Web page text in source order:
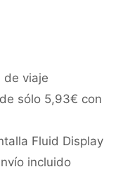
de viaje
sólo 5,93€ con
Fluid Display
incluido